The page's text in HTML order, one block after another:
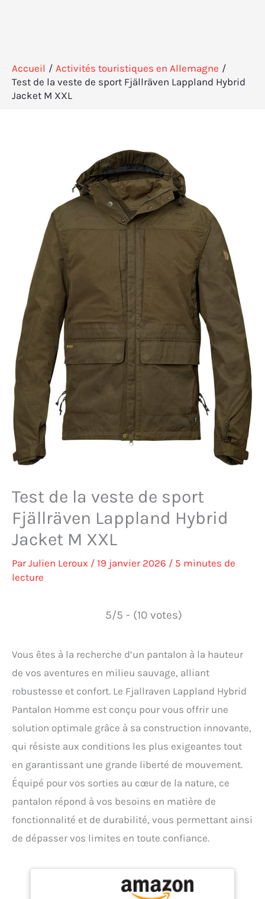
Accueil
Activités touristiques en Allemagne
Test de la veste de sport Fjällräven Lappland Hybrid
Jacket M XXL
Test de la veste de sport
Fjällräven Lappland Hybrid
Jacket M XXL
ParJulien Leroux / 19 janvier 2026 / 5 minutes de
lecture
5/5 - (10 votes)
Vous êtes à la recherche d’un pantalon à la hauteur
de vos aventures en milieu sauvage, alliant
robustesse et confort. Le Fjallraven Lappland Hybrid
Pantalon Homme est conçu pour vous offrir une
solution optimale grâce à sa construction innovante,
qui résiste aux conditions les plus exigeantes tout
en garantissant une grande liberté de mouvement.
Équipé pour vos sorties au cœur de la nature, ce
pantalon répond à vos besoins en matière de
fonctionnalité et de durabilité, vous permettant ainsi
de dépasser vos limites en toute confiance.